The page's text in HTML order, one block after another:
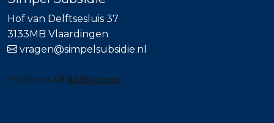
Hof van Delftsesluis 37
3133MB Vlaardingen
vragen@simpelsubsidie.nl